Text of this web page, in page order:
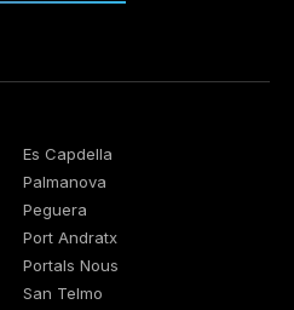
Es Capdella
Palmanova
Peguera
Port Andratx
Portals Nous
San Telmo